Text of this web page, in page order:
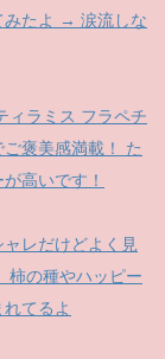
みたよ → 涙流しな
ィラミス フラペチ
褒美感満載！ た
高いです！
レだけどよく見
柿の種やハッピー
てるよ